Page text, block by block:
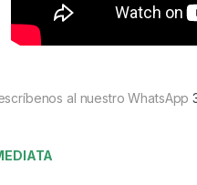
al nuestro WhatsApp